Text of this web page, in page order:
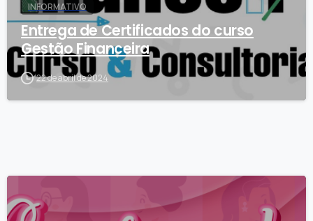
INFORMATIVO
Entrega de Certificados do curso
Gestão Financeira
22 de abril de 2024
1